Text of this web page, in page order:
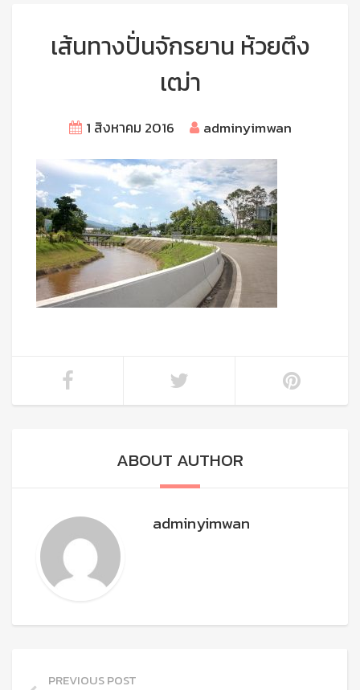
เส้นทางปั่นจักรยาน ห้วยตึง
เฒ่า
1 สิงหาคม 2016 adminyimwan
ABOUT AUTHOR
adminyimwan
PREVIOUS POST